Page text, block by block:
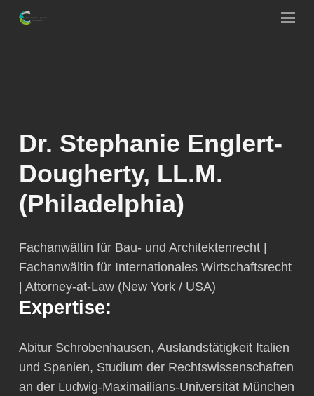
Dr. Stephanie Englert-
Dougherty, LL.M.
(Philadelphia)
Fachanwältin für Bau- und Architektenrecht |
Fachanwältin für Internationales Wirtschaftsrecht
| Attorney-at-Law (New York / USA)
Expertise:
Abitur Schrobenhausen, Auslandstätigkeit Italien
und Spanien, Studium der Rechtswissenschaften
an der Ludwig-Maximailians-Universität München